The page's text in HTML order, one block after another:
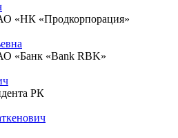
«НК «Продкорпорация»
«Банк «Bank RBK»
РК